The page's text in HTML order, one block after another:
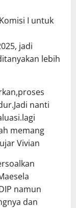
I untuk
jadi
lebih
nanti
memang
Vivian
namun
dan